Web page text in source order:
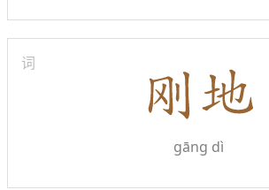
词
gāng dì